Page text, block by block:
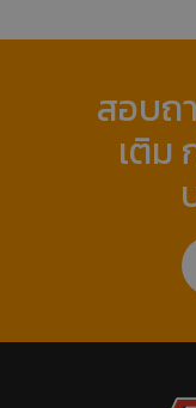
สอบถ
เติม